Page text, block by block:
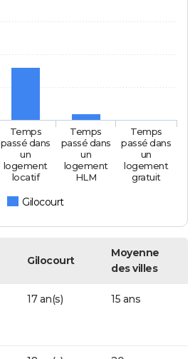
Gilocourt
Temps
passé dans
un
logement
locatif
Temps
passé dans
un
logement
HLM
Temps
passé dans
un
logement
gratuit
Gilocourt
Moyenne
des villes
17 an(s) 15 ans